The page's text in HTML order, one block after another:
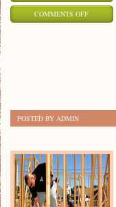
COMMENTS OFFON
POSTED BY ADMIN